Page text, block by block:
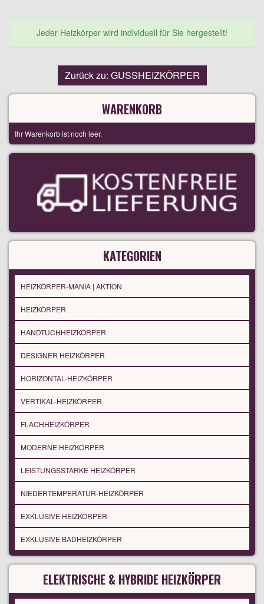
Jeder Heizkörper wird individuell für Sie hergestellt!
Zurück zu: GUSSHEIZKÖRPER
WARENKORB
Ihr Warenkorb ist noch leer.
KATEGORIEN
HEIZKÖRPER-MANIA | AKTION
HEIZKÖRPER
HANDTUCHHEIZKÖRPER
DESIGNER HEIZKÖRPER
HORIZONTAL-HEIZKÖRPER
VERTIKAL-HEIZKÖRPER
FLACHHEIZKÖRPER
MODERNE HEIZKÖRPER
LEISTUNGSSTARKE HEIZKÖRPER
NIEDERTEMPERATUR-HEIZKÖRPER
EXKLUSIVE HEIZKÖRPER
EXKLUSIVE BADHEIZKÖRPER
ELEKTRISCHE & HYBRIDE HEIZKÖRPER